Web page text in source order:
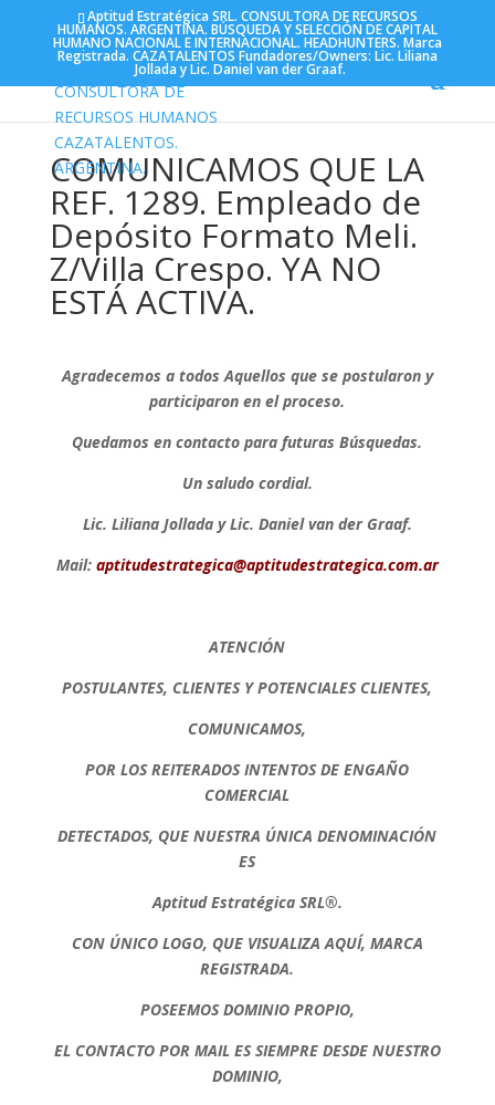
Aptitud Estratégica SRL. CONSULTORA DE RECURSOS
HUMANOS. ARGENTINA. BÚSQUEDA Y SELECCIÓN DE CAPITAL
HUMANO NACIONAL E INTERNACIONAL. HEADHUNTERS. Marca
Registrada. CAZATALENTOS Fundadores/Owners: Lic. Liliana
Jollada y Lic. Daniel van der Graaf.
COMUNICAMOS QUE LA
REF. 1289. Empleado de
Depósito Formato Meli.
Z/Villa Crespo. YA NO
ESTÁ ACTIVA.
Agradecemos a todos Aquellos que se postularon y
participaron en el proceso.
Quedamos en contacto para futuras Búsquedas.
Un saludo cordial.
Lic. Liliana Jollada y Lic. Daniel van der Graaf.
Mail: aptitudestrategica@aptitudestrategica.com.ar
ATENCIÓN
POSTULANTES, CLIENTES Y POTENCIALES CLIENTES,
COMUNICAMOS,
POR LOS REITERADOS INTENTOS DE ENGAÑO
COMERCIAL
DETECTADOS, QUE NUESTRA ÚNICA DENOMINACIÓN
ES
Aptitud Estratégica SRL®.
CON ÚNICO LOGO, QUE VISUALIZA AQUÍ, MARCA
REGISTRADA.
POSEEMOS DOMINIO PROPIO,
EL CONTACTO POR MAIL ES SIEMPRE DESDE NUESTRO
DOMINIO,